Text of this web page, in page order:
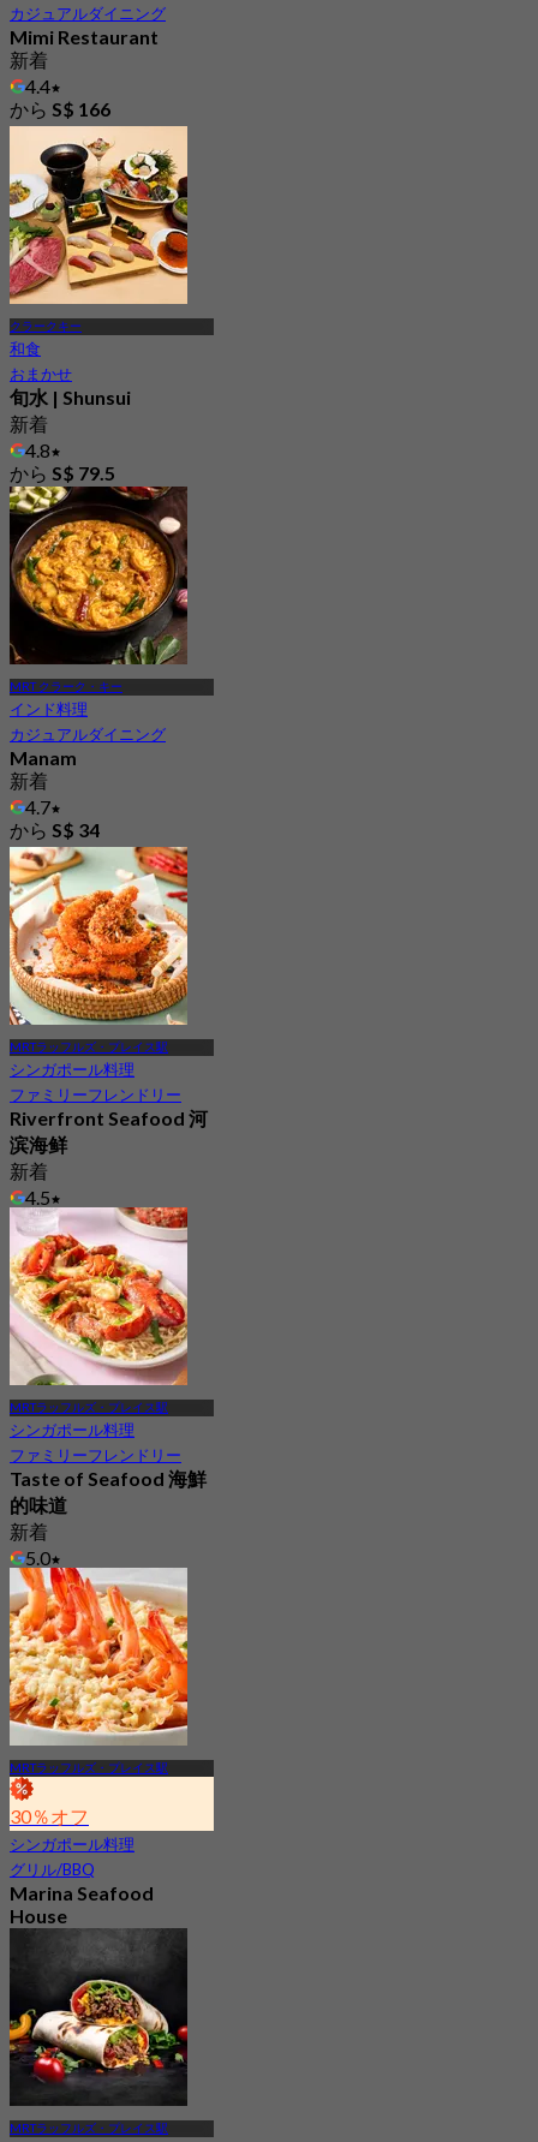
カジュアルダイニング
Mimi Restaurant
新着
4.4
から S$ 166
クラークキー
和食
おまかせ
旬水 | Shunsui
新着
4.8
から S$ 79.5
MRT クラーク・キー
インド料理
カジュアルダイニング
Manam
新着
4.7
から S$ 34
MRTラッフルズ・プレイス駅
シンガポール料理
ファミリーフレンドリー
Riverfront Seafood 河
滨海鲜
新着
4.5
からS$ 27.5
MRTラッフルズ・プレイス駅
シンガポール料理
ファミリーフレンドリー
Taste of Seafood 海鮮
的味道
新着
5.0
からS$ 29.5
MRTラッフルズ・プレイス駅
30％オフ
シンガポール料理
グリル/BBQ
Marina Seafood
House
S$ 34.5
MRTラッフルズ・プレイス駅